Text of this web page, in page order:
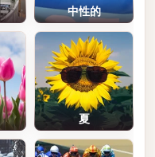
中性的
夏